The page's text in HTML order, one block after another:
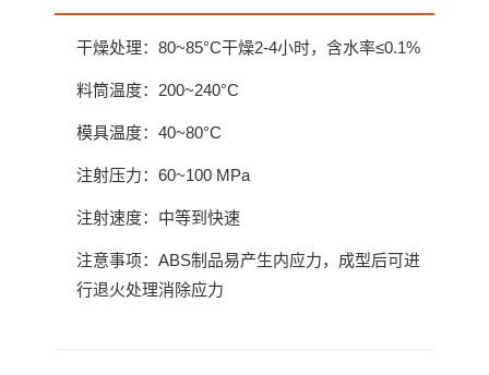
干燥处理：80~85°C干燥2-4小时，含水率≤0.1%
料筒温度：200~240°C
模具温度：40~80°C
注射压力：60~100 MPa
注射速度：中等到快速
注意事项：ABS制品易产生内应力，成型后可进
行退火处理消除应力